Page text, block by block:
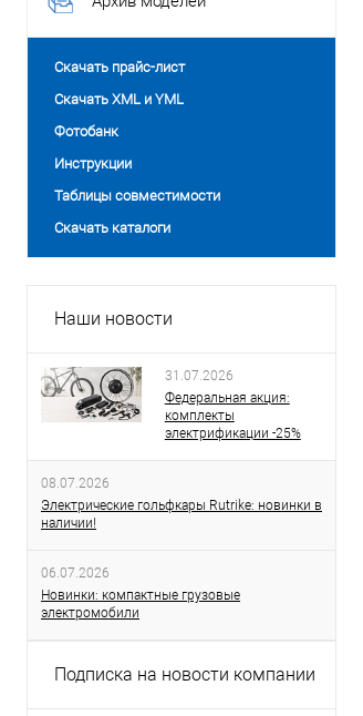
Скачать прайс-лист
Скачать XML и YML
Фотобанк
Инструкции
Таблицы совместимости
Скачать каталоги
Наши новости
31.07.2026
Федеральная акция:
комплекты
электрификации -25%
08.07.2026
Электрические гольфкары Rutrike: новинки в
наличии!
06.07.2026
Новинки: компактные грузовые
электромобили
Подписка на новости компании